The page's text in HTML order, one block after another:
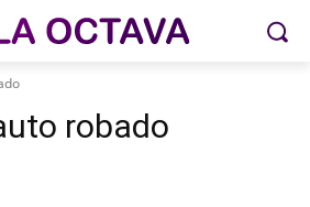
robado